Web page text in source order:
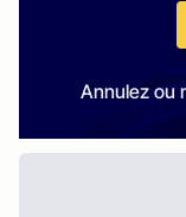
Annulez ou